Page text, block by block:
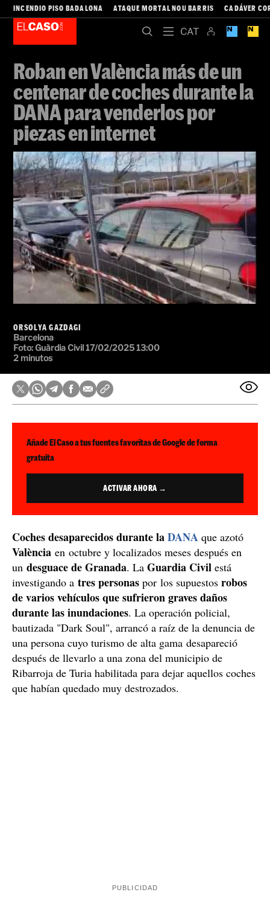
INCENDIO PISO BADALONA ATAQUE MORTAL NOU BARRIS CADÁVER
Roban en València más de un
centenar de coches durante la
DANA para venderlos por
piezas en internet
ORSOLYA GAZDAGI
Barcelona
Foto: Guàrdia Civil17/02/2025 13:00
2 minutos
Añade El Caso a tus fuentes favoritas de Google de forma
gratuita
ACTIVAR AHORA →
Coches desaparecidos durante laDANA que azotó
València en octubre y localizados meses después en
un desguace de Granada. La Guardia Civil está
investigando a tres personas por los supuestos robos
de varios vehículos que sufrieron graves daños
durante las inundaciones. La operación policial,
bautizada "Dark Soul", arrancó a raíz de la denuncia de
una persona cuyo turismo de alta gama desapareció
después de llevarlo a una zona del municipio de
Ribarroja de Turia habilitada para dejar aquellos coches
que habían quedado muy destrozados.